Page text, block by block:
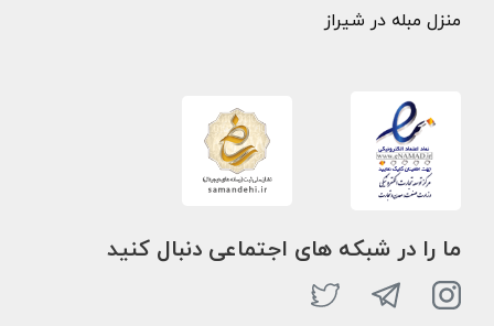
منزل مبله در شیراز
ما را در شبکه های اجتماعی دنبال کنید